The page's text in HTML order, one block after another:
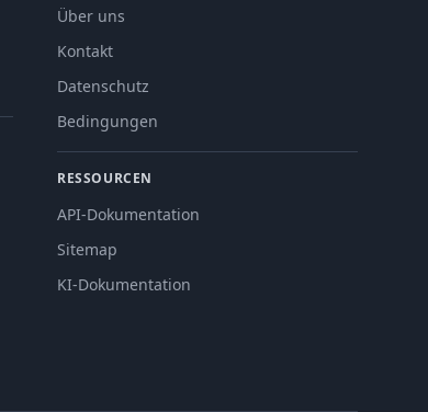
Über uns
Kontakt
Datenschutz
Bedingungen
RESSOURCEN
API-Dokumentation
Sitemap
KI-Dokumentation